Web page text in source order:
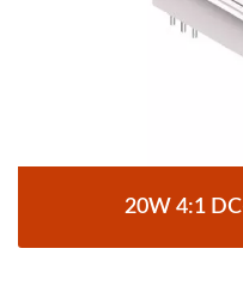
20W 4:1